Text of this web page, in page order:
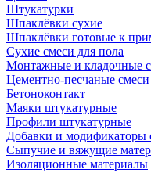
Штукатурки
Шпаклёвки сухие
Шпаклёвки готовые к
Сухие смеси для пола
Монтажные и кладочные
Цементно-песчаные смеси
Бетоноконтакт
Маяки штукатурные
Профили штукатурные
Добавки и модификаторы
Сыпучие и вяжущие
Изоляционные материалы